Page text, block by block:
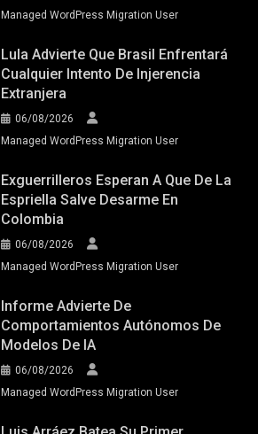
Managed WordPress Migration User
Lula Advierte Que Brasil Enfrentará
Cualquier Intento De Injerencia
Extranjera
06/08/2026
Managed WordPress Migration User
Exguerrilleros Esperan A Que De La
Espriella Salve Desarme En
Colombia
06/08/2026
Managed WordPress Migration User
Informe Advierte De
Comportamientos Autónomos De
Modelos De IA
06/08/2026
Managed WordPress Migration User